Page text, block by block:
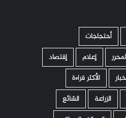
أحتجاجات
إعلام
إقتصاد
الأكثر قراءة
الزراعة
الشائع